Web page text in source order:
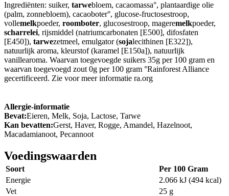
Ingrediënten: suiker, tarwebloem, cacaomassa°, plantaardige olie
(palm, zonnebloem), cacaoboter°, glucose-fructosestroop,
vollemelkpoeder, roomboter, glucosestroop, mageremelkpoeder,
scharrelei, rijsmiddel (natriumcarbonaten [E500], difosfaten
[E450]), tarwezetmeel, emulgator (sojalecithinen [E322]),
natuurlijk aroma, kleurstof (karamel [E150a]), natuurlijk
vanillearoma. Waarvan toegevoegde suikers 35g per 100 gram en
waarvan toegevoegd zout 0g per 100 gram °Rainforest Alliance
gecertificeerd. Zie voor meer informatie ra.org
Allergie-informatie
Bevat:Eieren, Melk, Soja, Lactose, Tarwe
Kan bevatten:Gerst, Haver, Rogge, Amandel, Hazelnoot,
Macadamianoot, Pecannoot
Voedingswaarden
Soort
Per 100 Gram
Energie
2.066 kJ (494 kcal)
Vet
25 g